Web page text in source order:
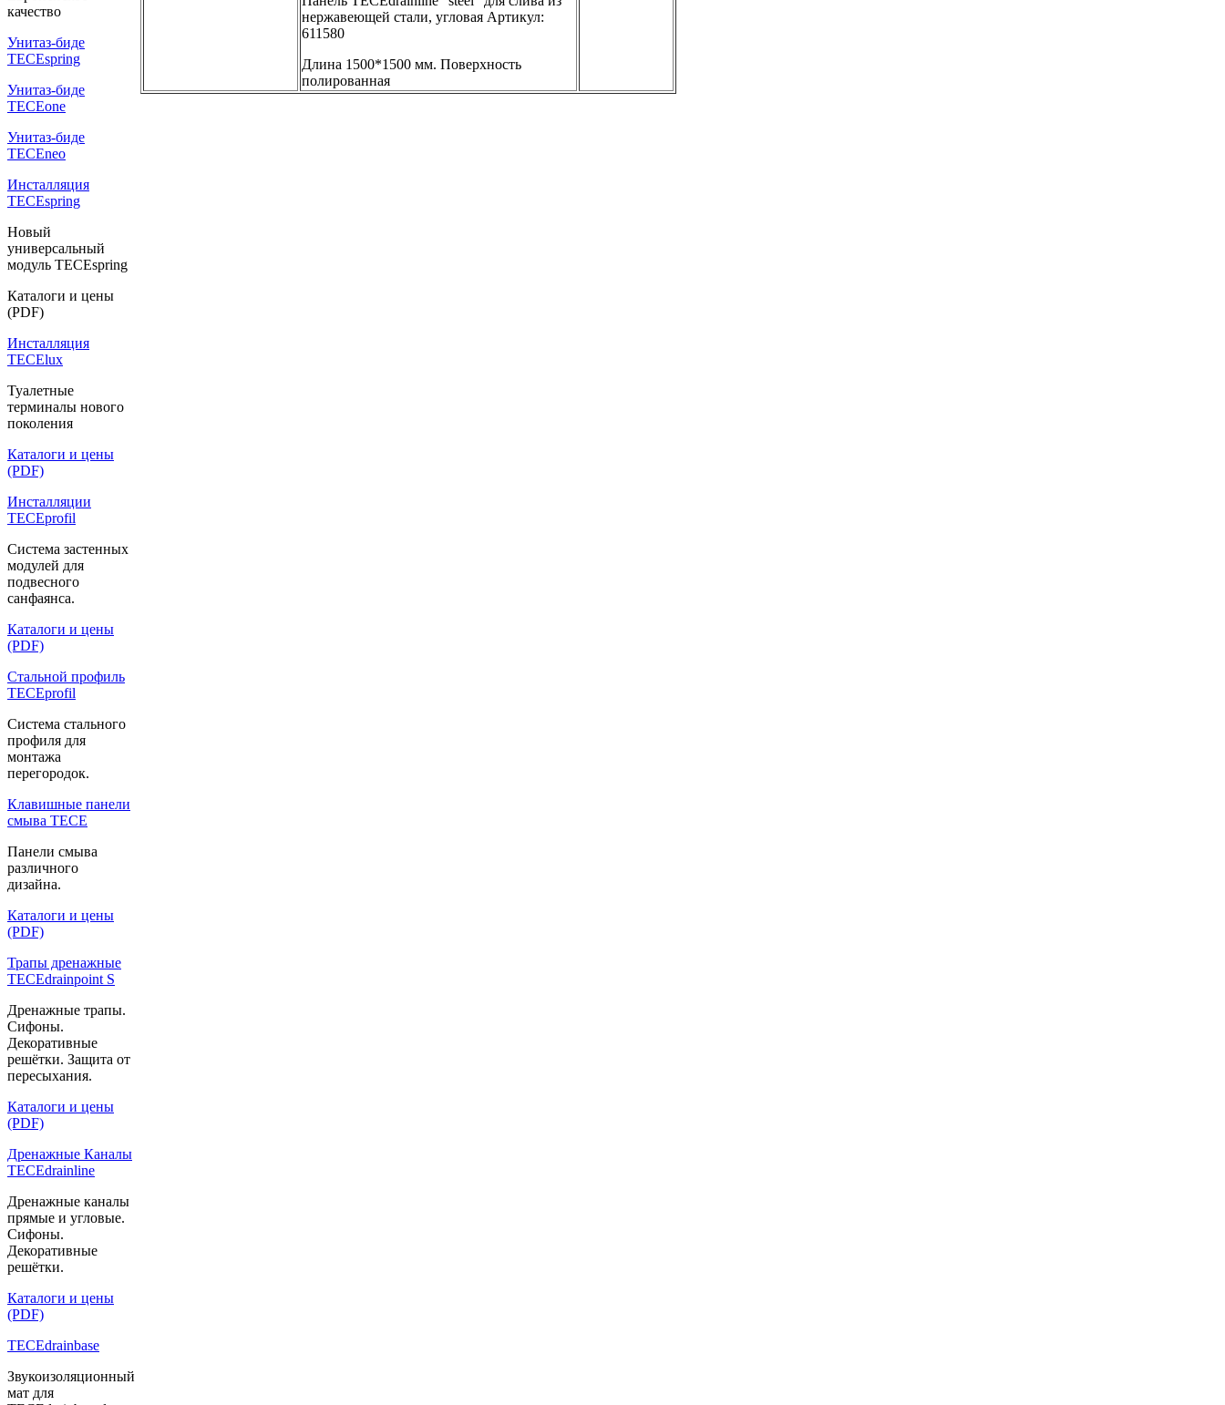
качество
Унитаз-биде
TECEspring
Унитаз-биде
TECEone
Унитаз-биде
TECEneo
Инсталляция
TECEspring
Новый
универсальный
модуль TECEspring
Каталоги и цены
(PDF)
Инсталляция
TECElux
Туалетные
терминалы нового
поколения
Каталоги и цены
(PDF)
Инсталляции
TECEprofil
Система застенных
модулей для
подвесного
санфаянса.
Каталоги и цены
(PDF)
Стальной профиль
TECEprofil
Система стального
профиля для
монтажа
перегородок.
Клавишные панели
смыва TECE
Панели смыва
различного
дизайна.
Каталоги и цены
(PDF)
Трапы дренажные
TECEdrainpoint S
Дренажные трапы.
Сифоны.
Декоративные
решётки. Защита от
пересыхания.
Каталоги и цены
(PDF)
Дренажные Каналы
TECEdrainline
Дренажные каналы
прямые и угловые.
Сифоны.
Декоративные
решётки.
Каталоги и цены
(PDF)
TECEdrainbase
Звукоизоляционный
мат для
нержавеющей стали, угловая Артикул:
611580
Длина 1500*1500 мм. Поверхность
полированная